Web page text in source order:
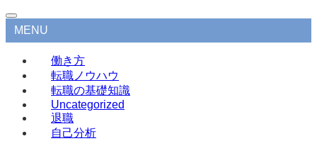
MENU
働き方
転職ノウハウ
転職の基礎知識
Uncategorized
退職
自己分析